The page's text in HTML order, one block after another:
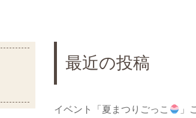
最近の投稿
イベント「夏まつりごっこ 」